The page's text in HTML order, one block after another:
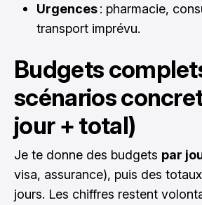
Urgences: pharmacie,
transport imprévu.
Budgets
scénarios
jour + total)
Je te donne des budgets par
visa, assurance), puis des
jours. Les chiffres restent